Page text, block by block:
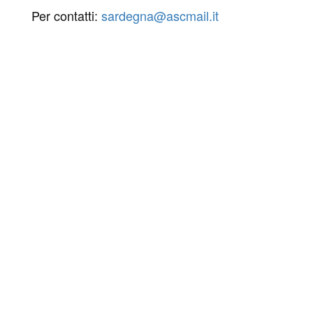
Per contatti: sardegna@ascmail.it